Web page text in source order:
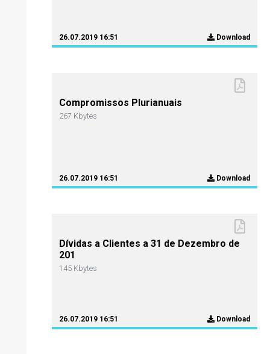
26.07.2019 16:51 Download
Compromissos Plurianuais
267 Kbytes
26.07.2019 16:51 Download
Dívidas a Clientes a 31 de Dezembro de
201
145 Kbytes
26.07.2019 16:51 Download